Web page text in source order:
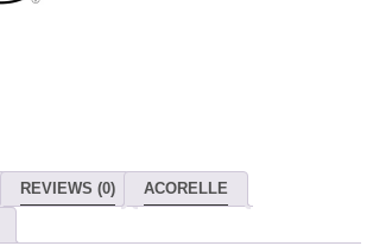
REVIEWS (0) ACORELLE